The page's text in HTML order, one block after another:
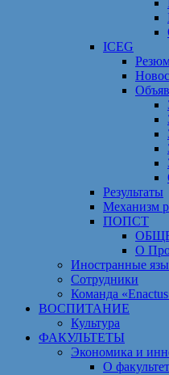
ICEG
Результаты
Механизм
ПОПСТ
О
Иностранные
Сотрудники
Команда
ВОСПИТАНИЕ
Культура
ФАКУЛЬТЕТЫ
Экономика и
О